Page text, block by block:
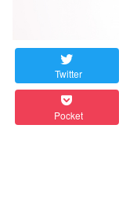
Twitter
Pocket